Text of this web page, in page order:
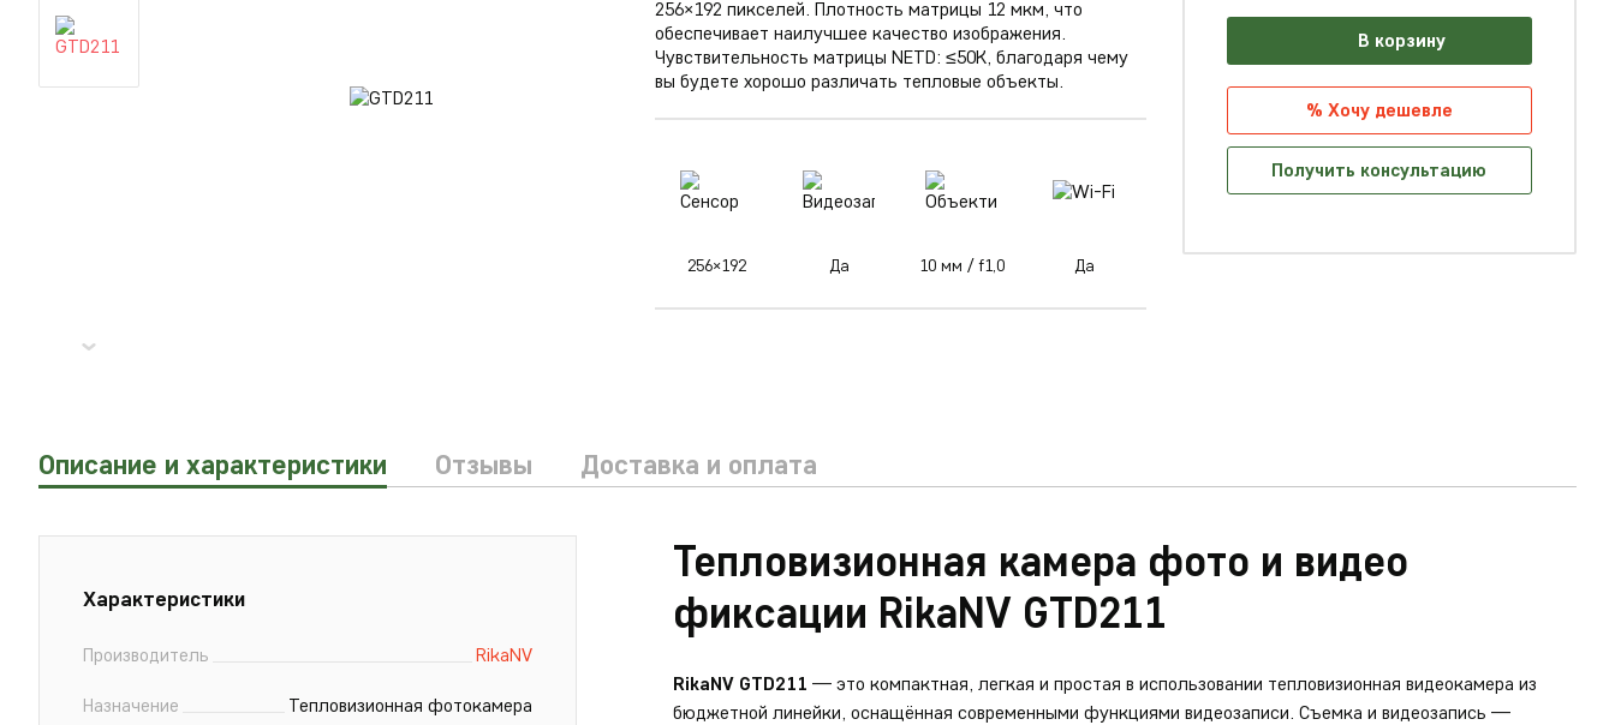
256×192 пикселей. Плотность матрицы 12 мкм, что
обеспечивает наилучшее качество изображения.
Чувствительность матрицы NETD: ≤50К, благодаря чему
вы будете хорошо различать тепловые объекты.
256×192 Да 10 мм / f1,0 Да
Описание и характеристики Отзывы Доставка и оплата
Xарактеристики
Производитель RikaNV
Назначение Тепловизионная фотокамера
Тепловизионная камера фото и видео
фиксации RikaNV GTD211
RikaNV GTD211 — это компактная, легкая и простая в использовании тепловизионная видеокамера из
бюджетной линейки, оснащённая современными функциями видеозаписи. Съемка и видеозапись —
В корзину
% Хочу дешевле
Получить консультацию